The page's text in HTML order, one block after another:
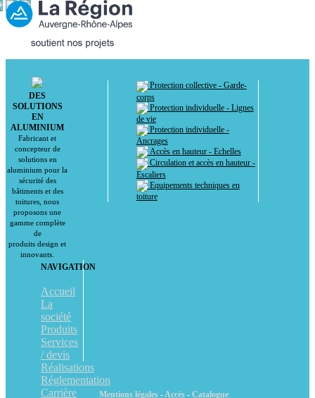
DES
SOLUTIONS
EN
ALUMINIUM
Fabricant et
concepteur de
solutions en
aluminium pour la
sécurité des
bâtiments et des
toitures, nous
proposons une
gamme complète
de
produits design et
innovants.
Protection collective - Garde-
corps
Protection individuelle - Lignes
de vie
Protection individuelle -
Ancrages
Accès en hauteur - Echelles
Circulation et accès en hauteur -
Escaliers
Equipements techniques en
toiture
NAVIGATION
Accueil
La
société
Produits
Services
/ devis
Réalisations
Réglementation
Carrière
Mentions légales -Accès - Catalogue